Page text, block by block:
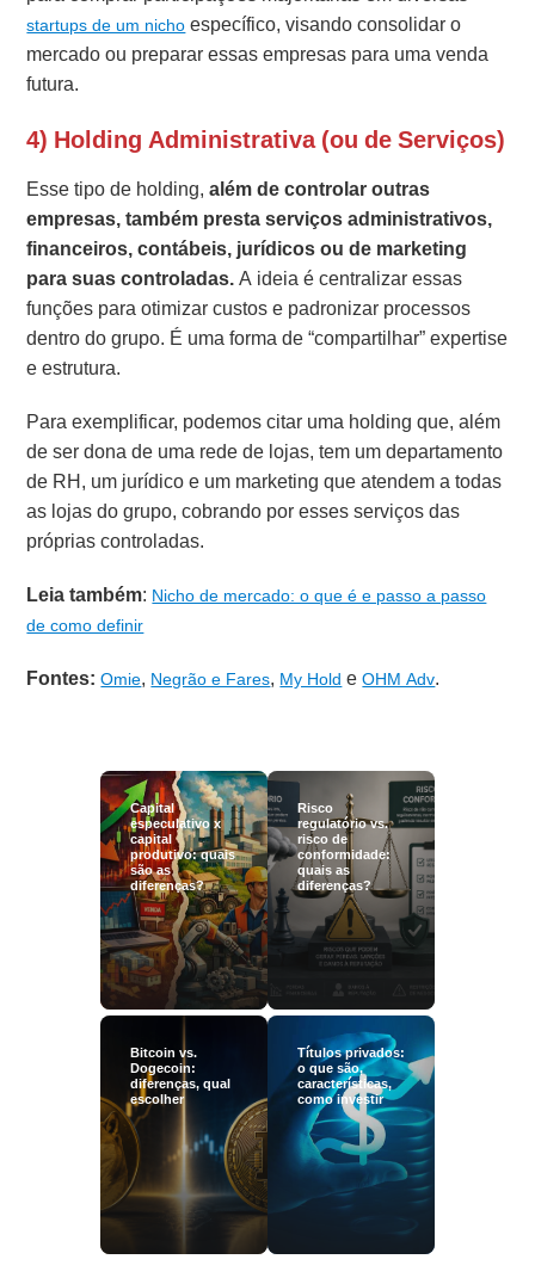
startups de um nicho específico, visando consolidar o
mercado ou preparar essas empresas para uma venda
futura.
4) Holding Administrativa (ou de Serviços)
Esse tipo de holding,além de controlar outras
empresas, também presta serviços administrativos,
financeiros, contábeis, jurídicos ou de marketing
para suas controladas.A ideia é centralizar essas
funções para otimizar custos e padronizar processos
dentro do grupo. É uma forma de “compartilhar” expertise
e estrutura.
Para exemplificar, podemos citar uma holding que, além
de ser dona de uma rede de lojas, tem um departamento
de RH, um jurídico e um marketing que atendem a todas
as lojas do grupo, cobrando por esses serviços das
próprias controladas.
Leia também: Nicho de mercado: o que é e passo a passo
de como definir
Fontes: Omie, Negrão e Fares, My Hold eOHM Adv.
Capital
especulativo x
capital
produtivo: quais
são as
diferenças?
Risco
regulatório vs.
risco de
conformidade:
quais as
diferenças?
Bitcoin vs.
Dogecoin:
diferenças, qual
escolher
Títulos privados:
o que são,
características,
como investir